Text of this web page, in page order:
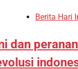
Berita Hari
dan